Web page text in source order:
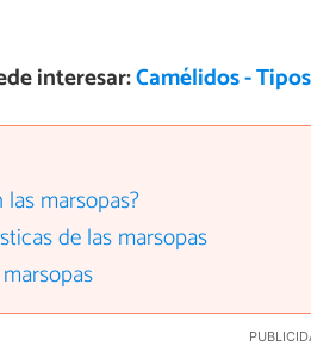
interesar:Camélidos -
marsopas?
de las marsopas